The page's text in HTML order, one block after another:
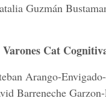
Guzmán
Varones Cat
Arango-
Barreneche